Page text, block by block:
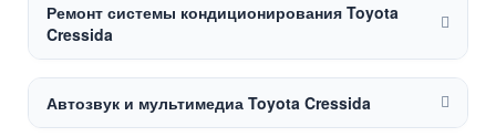
Ремонт системы кондиционирования Toyota
Cressida
Автозвук и мультимедиа Toyota Cressida